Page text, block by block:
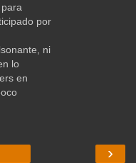
por
ni
lo
en
›